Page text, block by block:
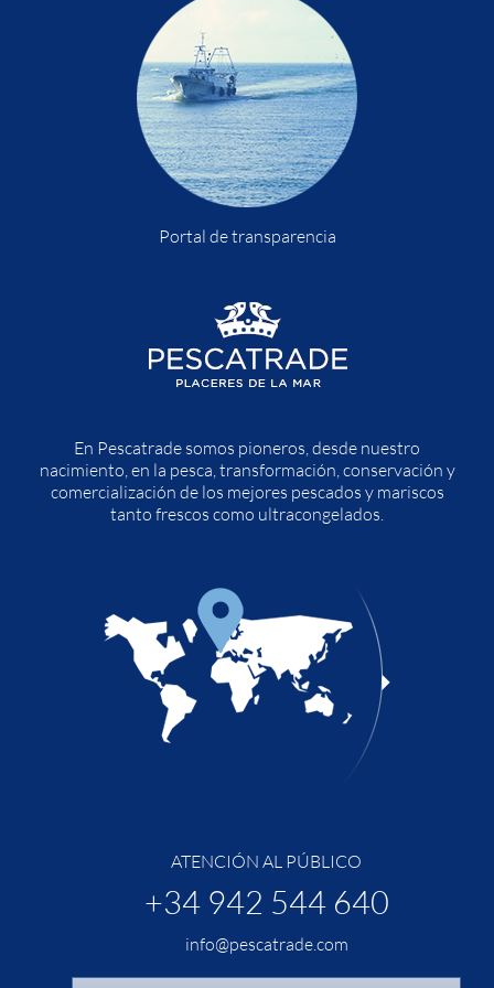
Portal de transparencia
En Pescatrade somos pioneros, desde nuestro
nacimiento, en la pesca, transformación, conservación y
comercialización de los mejores pescados y mariscos
tanto frescos como ultracongelados.
ATENCIÓN AL PÚBLICO
+34 942 544 640
info@pescatrade.com